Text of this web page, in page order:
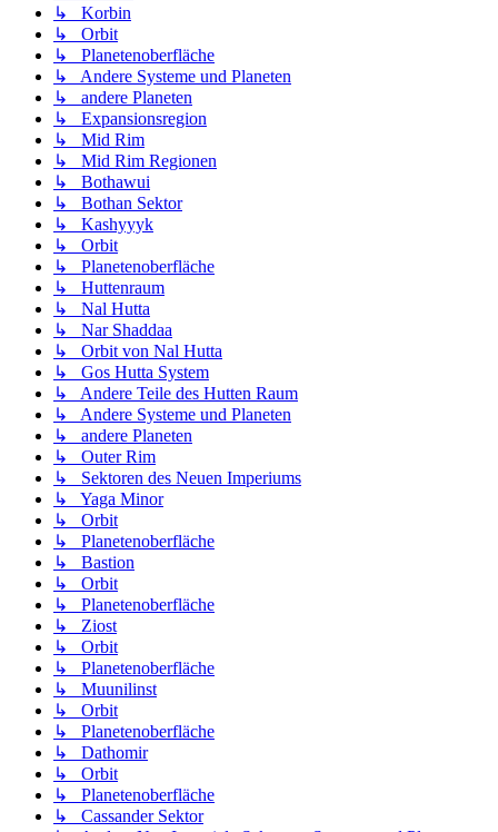
↳ Korbin
↳ Orbit
↳ Planetenoberfläche
↳ Andere Systeme und Planeten
↳ andere Planeten
↳ Expansionsregion
↳ Mid Rim
↳ Mid Rim Regionen
↳ Bothawui
↳ Bothan Sektor
↳ Kashyyyk
↳ Orbit
↳ Planetenoberfläche
↳ Huttenraum
↳ Nal Hutta
↳ Nar Shaddaa
↳ Orbit von Nal Hutta
↳ Gos Hutta System
↳ Andere Teile des Hutten Raum
↳ Andere Systeme und Planeten
↳ andere Planeten
↳ Outer Rim
↳ Sektoren des Neuen Imperiums
↳ Yaga Minor
↳ Orbit
↳ Planetenoberfläche
↳ Bastion
↳ Orbit
↳ Planetenoberfläche
↳ Ziost
↳ Orbit
↳ Planetenoberfläche
↳ Muunilinst
↳ Orbit
↳ Planetenoberfläche
↳ Dathomir
↳ Orbit
↳ Planetenoberfläche
↳ Cassander Sektor